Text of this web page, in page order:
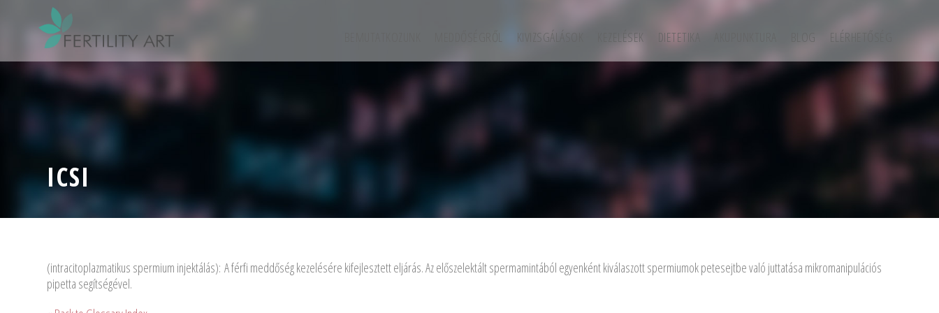
MEDDŐSÉGRŐL KIVIZSGÁLÁSOK KEZELÉSEK DIETETIKA BLOG ELÉRHETŐSÉG
ICSI
(intracitoplazmatikus spermium injektálás): A férfi meddőség kezelésére kifejlesztett eljárás. Az előszelektált spermamintából egyenként kiválaszott spermiumok petesejtbe való juttatása mikromanipulációs
pipetta segítségével.